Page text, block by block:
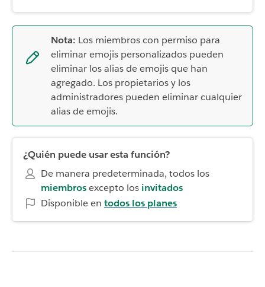
Nota: Los miembros con permiso para
eliminar emojis personalizados pueden
eliminar los alias de emojis que han
agregado. Los propietarios y los
administradores pueden eliminar cualquier
alias de emojis.
¿Quién puede usar esta función?
De manera predeterminada, todos los
miembrosexcepto los invitados
Disponible en todos los planes